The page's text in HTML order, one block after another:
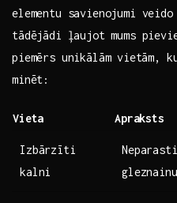
elementu savienojumi
tādējādi ļaujot mums
piemērs unikālām ⁣vietām,
minēt:
Vieta Apraksts
Izbārzīti
kalni